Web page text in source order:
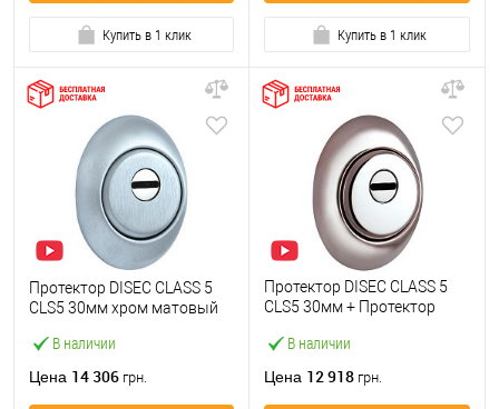
Купить в 1 клик Купить в 1 клик
В наличии
Протектор DISEC CLASS 5
CLS5 30мм хром матовый
Цена 14 306 грн.
В наличии
Протектор DISEC CLASS 5
CLS5 30мм + Протектор
хром полированный
Цена 12 918 грн.